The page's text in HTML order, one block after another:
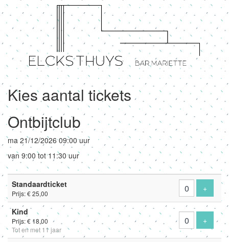
Kies aantal tickets
Ontbijtclub
ma 21/12/2026 09:00 uur
van 9:00 tot 11:30 uur
Aantal
Standaardticket
Prijs: € 25,00
+Voeg
Kind
Prijs: € 18,00
Tot en met 11 jaar
+Voeg